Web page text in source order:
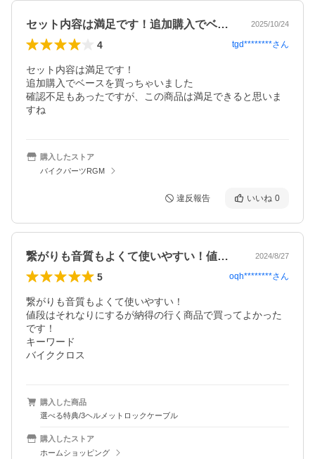
セット内容は満足です！追加購入でベース… 2025/10/24
4 tgd********さん
セット内容は満足です！
追加購入でベースを買っちゃいました
確認不足もあったですが、この商品は満足できると思いま
すね
購入したストア
バイクパーツRGM
違反報告 いいね 0
繋がりも音質もよくて使いやすい！値段は… 2024/8/27
5 oqh********さん
繋がりも音質もよくて使いやすい！
値段はそれなりにするが納得の行く商品で買ってよかった
です！
キーワード
バイククロス
購入した商品
選べる特典/3ヘルメットロックケーブル
購入したストア
ホームショッピング